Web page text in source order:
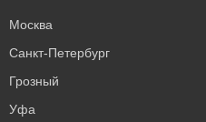
Москва
Санкт-Петербург
Грозный
Уфа